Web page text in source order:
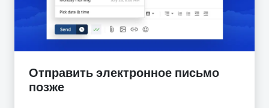
Отправить электронное письмо
позже